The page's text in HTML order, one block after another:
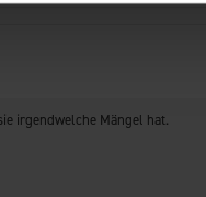
irgendwelche Mängel hat.